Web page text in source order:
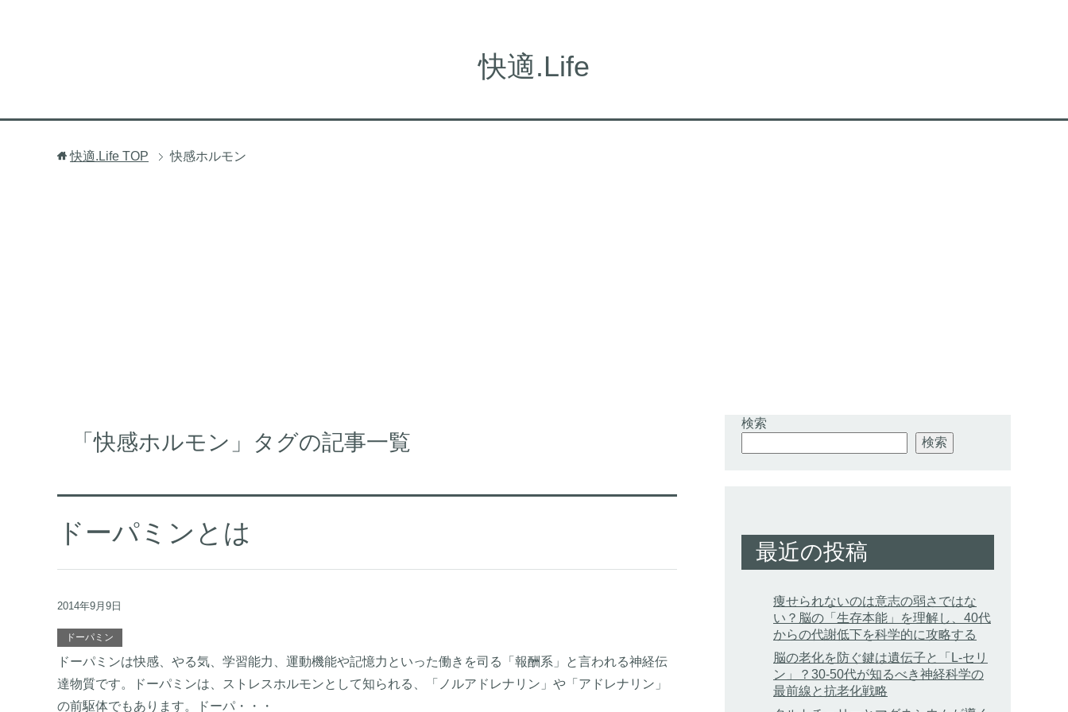
快適.Life
快適.Life TOP 快感ホルモン
「快感ホルモン」タグの記事一覧
ドーパミンとは
2014年9月9日
ドーパミン
ドーパミンは快感、やる気、学習能力、運動機能や記憶力といった働きを司る「報酬系」と言われる神経伝
達物質です。ドーパミンは、ストレスホルモンとして知られる、「ノルアドレナリン」や「アドレナリン」
の前駆体でもあります。ドーパ・・・
検索
検索
最近の投稿
痩せられないのは意志の弱さではな
い？脳の「生存本能」を理解し、40代
からの代謝低下を科学的に攻略する
脳の老化を防ぐ鍵は遺伝子と「L-セリ
ン」？30-50代が知るべき神経科学の
最前線と抗老化戦略